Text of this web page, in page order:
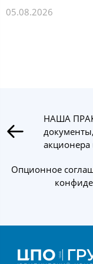
05.08.2026
НАША
акционера
Опционное